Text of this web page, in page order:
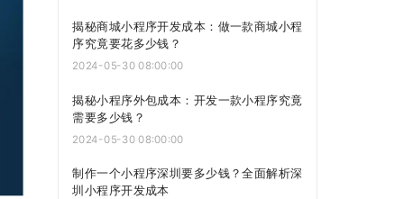
揭秘商城小程序开发成本：做一款商城小程
序究竟要花多少钱？
2024-05-30 08:00:00
揭秘小程序外包成本：开发一款小程序究竟
需要多少钱？
2024-05-30 08:00:00
制作一个小程序深圳要多少钱？全面解析深
圳小程序开发成本